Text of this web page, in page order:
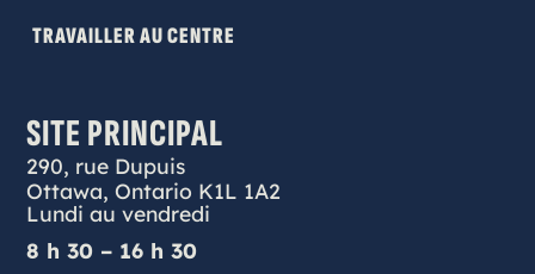
TRAVAILLER AU CENTRE
SITE PRINCIPAL
290, rue Dupuis
Ottawa, Ontario K1L 1A2
Lundi au vendredi
8 h 30 – 16 h 30